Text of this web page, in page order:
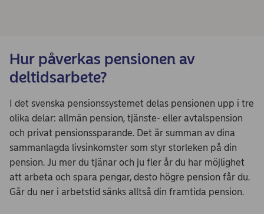
Hur påverkas pensionen av
deltidsarbete?
I det svenska pensionssystemet delas pensionen upp i tre
olika delar: allmän pension, tjänste- eller avtalspension
och privat pensionssparande. Det är summan av dina
sammanlagda livsinkomster som styr storleken på din
pension. Ju mer du tjänar och ju fler år du har möjlighet
att arbeta och spara pengar, desto högre pension får du.
Går du ner i arbetstid sänks alltså din framtida pension.